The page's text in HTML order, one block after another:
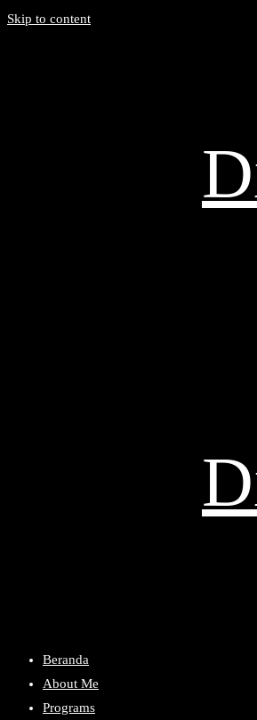
Skip to content
Beranda
About Me
Programs